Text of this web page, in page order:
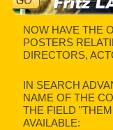
NOW HAVE THE
POSTERS
DIRECTORS,
IN SEARCH
NAME OF THE
THE FIELD
AVAILABLE: